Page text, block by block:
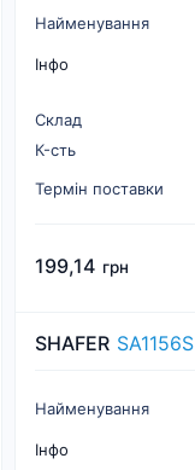
Найменування
Інфо
Склад
К-cть
Термін поставки
199,14 грн
SHAFER SA1156S
Найменування
Інфо